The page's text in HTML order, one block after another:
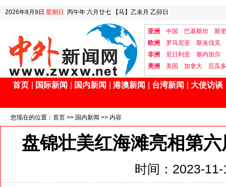
2026年8月9日 星期日 丙午年 六月廿七 【马】乙未月 乙卯日
亚洲 中国 巴基斯坦
斯
欧洲
罗马尼亚
斯洛伐克
非洲
尼日利亚
塞内加尔
美洲
美国 加拿大 厄瓜
首页 国际新闻 国内新闻 港澳新闻 台湾新闻 大使访谈
您现在的位置： 首页 >> 国内新闻 >> 内容
盘锦壮美红海滩亮相第
时间：2023-